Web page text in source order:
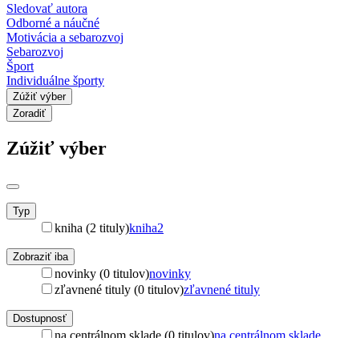
Sledovať autora
Odborné a náučné
Motivácia a sebarozvoj
Sebarozvoj
Šport
Individuálne športy
Zúžiť výber
Zoradiť
Zúžiť výber
Typ
kniha (2 tituly)kniha2
Zobraziť iba
novinky (0 titulov)novinky
zľavnené tituly (0 titulov)zľavnené tituly
Dostupnosť
na centrálnom sklade (0 titulov)na centrálnom sklade